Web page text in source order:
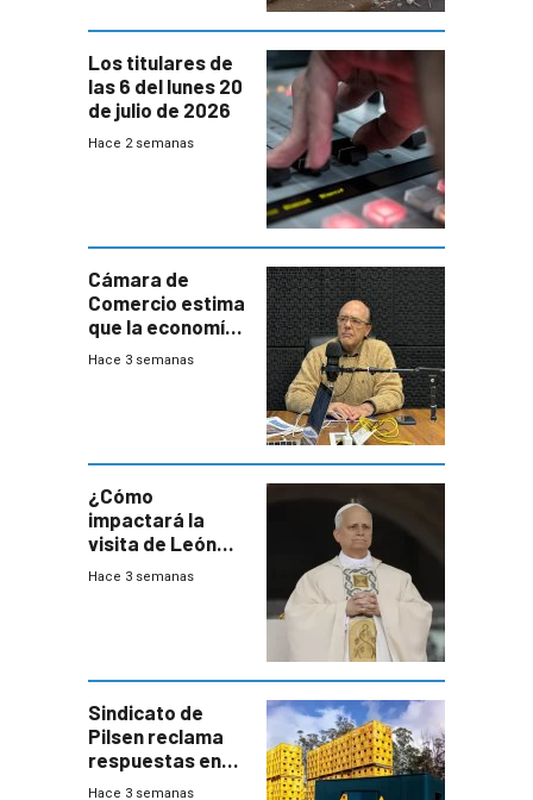
Los titulares de
las 6 del lunes 20
de julio de 2026
Hace 2 semanas
Cámara de
Comercio estima
que la economía
crecerá 1,6%
Hace 3 semanas
¿Cómo
impactará la
visita de León
XIV a Uruguay?
Hace 3 semanas
Sindicato de
Pilsen reclama
respuestas en
medio de
Hace 3 semanas